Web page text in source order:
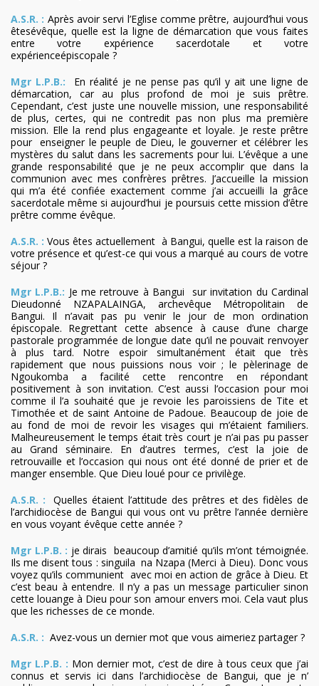
A.S.R. : Après avoir servi l’Eglise comme prêtre, aujourd’hui vous
êtesévêque, quelle est la ligne de démarcation que vous faites
entre votre expérience sacerdotale et votre
expérienceépiscopale ?
Mgr L.P.B.: En réalité je ne pense pas qu’il y ait une ligne de
démarcation, car au plus profond de moi je suis prêtre.
Cependant, c’est juste une nouvelle mission, une responsabilité
de plus, certes, qui ne contredit pas non plus ma première
mission. Elle la rend plus engageante et loyale. Je reste prêtre
pour enseigner le peuple de Dieu, le gouverner et célébrer les
mystères du salut dans les sacrements pour lui. L’évêque a une
grande responsabilité que je ne peux accomplir que dans la
communion avec mes confrères prêtres. J’accueille la mission
qui m’a été confiée exactement comme j’ai accueilli la grâce
sacerdotale même si aujourd’hui je poursuis cette mission d’être
prêtre comme évêque.
A.S.R. :Vous êtes actuellement à Bangui, quelle est la raison de
votre présence et qu’est-ce qui vous a marqué au cours de votre
séjour ?
Mgr L.P.B.: Je me retrouve à Bangui sur invitation du Cardinal
Dieudonné NZAPALAINGA, archevêque Métropolitain de
Bangui. Il n’avait pas pu venir le jour de mon ordination
épiscopale. Regrettant cette absence à cause d’une charge
pastorale programmée de longue date qu’il ne pouvait renvoyer
à plus tard. Notre espoir simultanément était que très
rapidement que nous puissions nous voir ; le pèlerinage de
Ngoukomba a facilité cette rencontre en répondant
positivement à son invitation. C’est aussi l’occasion pour moi
comme il l’a souhaité que je revoie les paroissiens de Tite et
Timothée et de saint Antoine de Padoue. Beaucoup de joie de
au fond de moi de revoir les visages qui m’étaient familiers.
Malheureusement le temps était très court je n’ai pas pu passer
au Grand séminaire. En d’autres termes, c’est la joie de
retrouvaille et l’occasion qui nous ont été donné de prier et de
manger ensemble. Que Dieu loué pour ce privilège.
A.S.R. :Quelles étaient l’attitude des prêtres et des fidèles de
l’archidiocèse de Bangui qui vous ont vu prêtre l’année dernière
en vous voyant évêque cette année ?
Mgr L.P.B. : je dirais beaucoup d’amitié qu’ils m’ont témoignée.
Ils me disent tous : singuila na Nzapa (Merci à Dieu). Donc vous
voyez qu’ils communient avec moi en action de grâce à Dieu. Et
c’est beau à entendre. Il n’y a pas un message particulier sinon
cette louange à Dieu pour son amour envers moi. Cela vaut plus
que les richesses de ce monde.
A.S.R. : Avez-vous un dernier mot que vous aimeriez partager ?
Mgr L.P.B. : Mon dernier mot, c’est de dire à tous ceux que j’ai
connus et servis ici dans l’archidiocèse de Bangui, que je n’